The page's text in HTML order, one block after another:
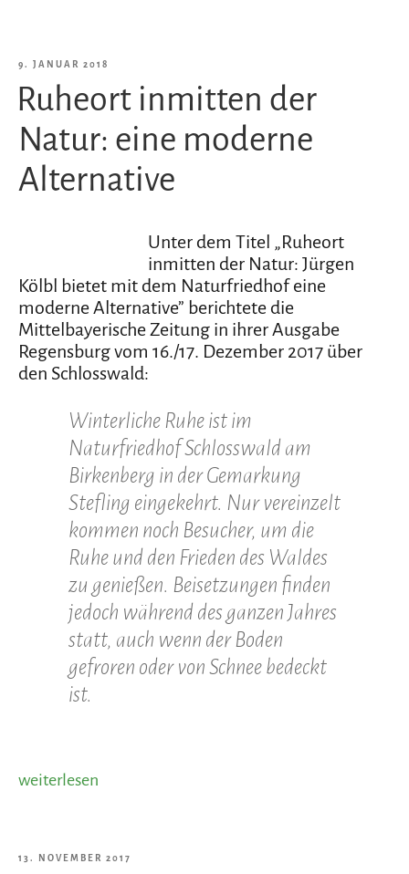
der
Stille“
VERÖFFENTLICHT
AM
9. JANUAR 2018
Ruheort inmitten der
Natur: eine moderne
Alternative
Unter dem Titel „Ruheort
inmitten der Natur: Jürgen
Kölbl bietet mit dem Naturfriedhof eine
moderne Alternative” berichtete die
Mittelbayerische Zeitung in ihrer Ausgabe
Regensburg vom 16./17. Dezember 2017 über
den Schlosswald:
Winterliche Ruhe ist im
Naturfriedhof Schlosswald am
Birkenberg in der Gemarkung
Stefling eingekehrt. Nur vereinzelt
kommen noch Besucher, um die
Ruhe und den Frieden des Waldes
zu genießen. Beisetzungen finden
jedoch während des ganzen Jahres
statt, auch wenn der Boden
gefroren oder von Schnee bedeckt
ist.
„Ruheort
Natur:
weiterlesen
VERÖFFENTLICHT
13. NOVEMBER 2017